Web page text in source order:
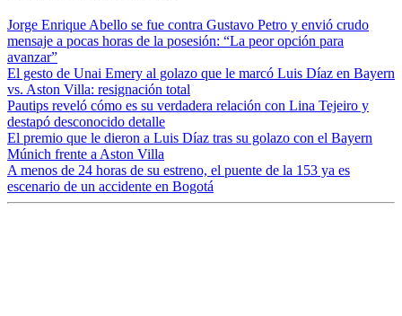
Jorge Enrique Abello se fue contra Gustavo Petro y envió crudo
mensaje a pocas horas de la posesión: “La peor opción para
avanzar”
El gesto de Unai Emery al golazo que le marcó Luis Díaz en Bayern
vs. Aston Villa: resignación total
Pautips reveló cómo es su verdadera relación con Lina Tejeiro y
destapó desconocido detalle
El premio que le dieron a Luis Díaz tras su golazo con el Bayern
Múnich frente a Aston Villa
A menos de 24 horas de su estreno, el puente de la 153 ya es
escenario de un accidente en Bogotá